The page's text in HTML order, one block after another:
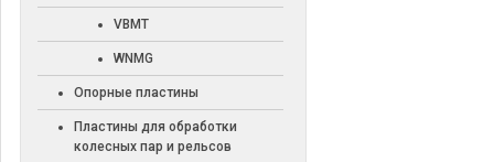
VBMT
WNMG
Опорные пластины
Пластины для обработки
колесных пар и рельсов